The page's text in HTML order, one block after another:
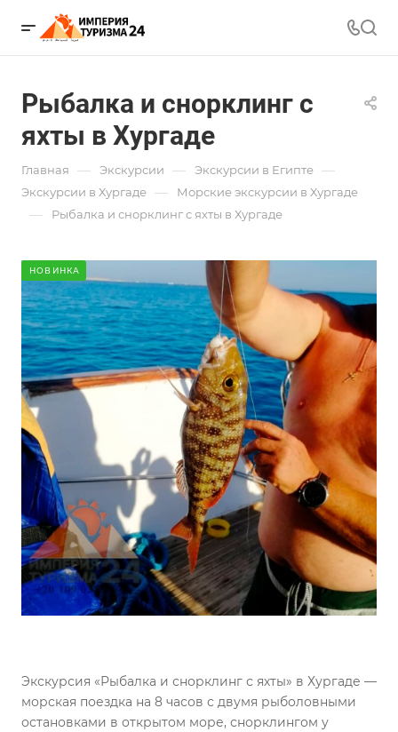
Рыбалка и снорклинг с
яхты в Хургаде
Главная — Экскурсии — Экскурсии в Египте —
Экскурсии в Хургаде — Морские экскурсии в Хургаде
— Рыбалка и снорклинг с яхты в Хургаде
НОВИНКА
Экскурсия «Рыбалка и снорклинг с яхты» в Хургаде —
морская поездка на 8 часов с двумя рыболовными
остановками в открытом море, снорклингом у